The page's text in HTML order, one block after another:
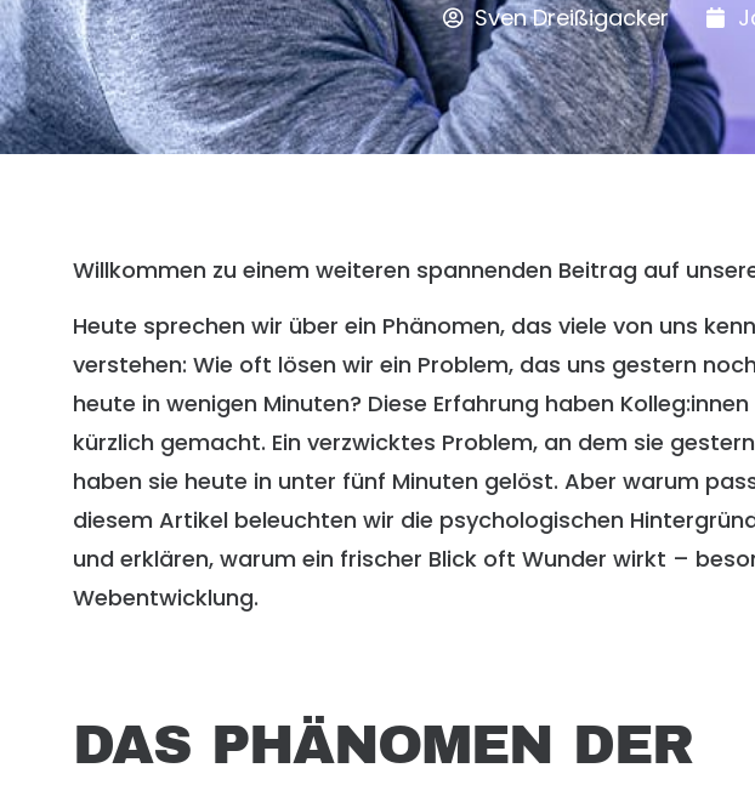
Sven Dreißigacker
Willkommen zu einem weiteren spannenden Beitrag auf
Heute sprechen wir über ein Phänomen, das viele von uns
verstehen: Wie oft lösen wir ein Problem, das uns gestern
heute in wenigen Minuten? Diese Erfahrung haben
kürzlich gemacht. Ein verzwicktes Problem, an dem sie
haben sie heute in unter fünf Minuten gelöst. Aber warum
diesem Artikel beleuchten wir die psychologischen
und erklären, warum ein frischer Blick oft Wunder wirkt –
Webentwicklung.
DAS PHÄNOMEN DER